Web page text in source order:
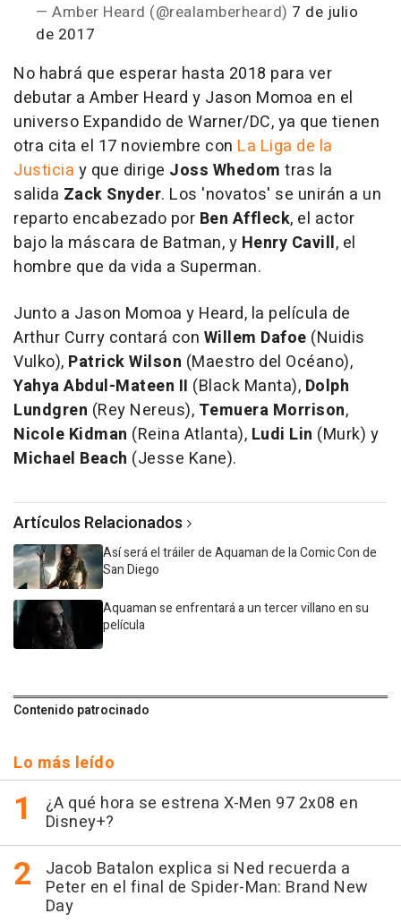
— Amber Heard (@realamberheard) 7 de julio
de 2017
No habrá que esperar hasta 2018 para ver
debutar a Amber Heard y Jason Momoa en el
universo Expandido de Warner/DC, ya que tienen
otra cita el 17 noviembre con La Liga de la
Justicia y que dirige Joss Whedom tras la
salida Zack Snyder. Los 'novatos' se unirán a un
reparto encabezado por Ben Affleck, el actor
bajo la máscara de Batman, y Henry Cavill, el
hombre que da vida a Superman.
Junto a Jason Momoa y Heard, la película de
Arthur Curry contará con Willem Dafoe (Nuidis
Vulko), Patrick Wilson (Maestro del Océano),
Yahya Abdul-Mateen II (Black Manta), Dolph
Lundgren (Rey Nereus), Temuera Morrison,
Nicole Kidman (Reina Atlanta), Ludi Lin (Murk) y
Michael Beach (Jesse Kane).
Artículos Relacionados
Así será el tráiler de Aquaman de la Comic Con de
San Diego
Aquaman se enfrentará a un tercer villano en su
película
Contenido patrocinado
Lo más leído
¿A qué hora se estrena X-Men 97 2x08 en
Disney+?
Jacob Batalon explica si Ned recuerda a
Peter en el final de Spider-Man: Brand New
Day